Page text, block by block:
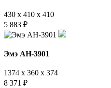
430 x 410 x 410
5 883 ₽
Эмэ АН-3901
1374 x 360 x 374
8 371 ₽